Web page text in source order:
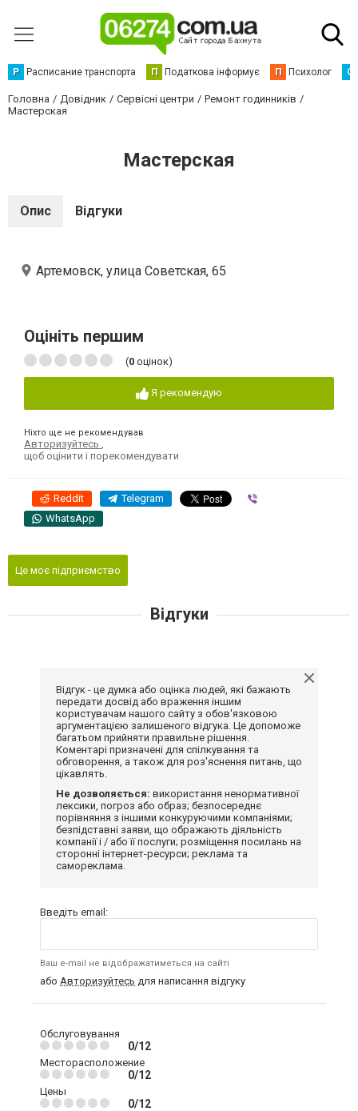
Р Расписание транспорта П Податкова інформує П Психолог С
Головна Довідник Сервісні центри
Ремонт годинників
Мастерская
Мастерская
Опис Відгуки
Артемовск, улица Советская, 65
Оцініть першим
(0 оцінок)
Я рекомендую
Ніхто ще не рекомендував
Авторизуйтесь
щоб оцінити і порекомендувати
Reddit Telegram
WhatsApp
Це моє підприємство
Відгуки
Відгук - це думка або оцінка людей, які бажають
передати досвід або враження іншим
користувачам нашого сайту з обов'язковою
аргументацією залишеного відгука. Це допоможе
багатьом прийняти правильне рішення.
Коментарі призначені для спілкування та
обговорення, а також для роз'яснення питань, що
цікавлять.
Не дозволяється: використання ненормативної
лексики, погроз або образ; безпосереднє
порівняння з іншими конкуруючими компаніями;
безпідставні заяви, що ображають діяльність
компанії і / або її послуги; розміщення посилань на
сторонні інтернет-ресурси; реклама та
самореклама.
Введіть email:
Ваш e-mail не відображатиметься на сайті
або Авторизуйтесь для написання відгуку
Обслуговування
0/12
Месторасположение
0/12
Цены
0/12